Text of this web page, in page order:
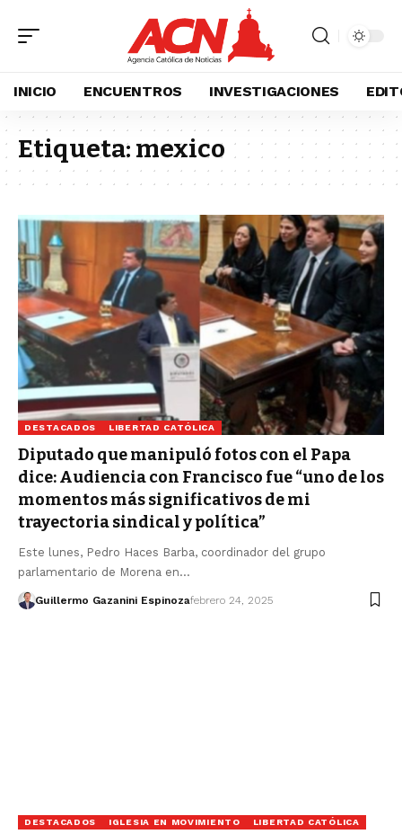
INICIO ENCUENTROS INVESTIGACIONES
Etiqueta: mexico
DESTACADOS LIBERTAD CATÓLICA
Diputado que manipuló fotos con el Papa
dice: Audiencia con Francisco fue “uno de los
momentos más significativos de mi
trayectoria sindical y política”
Este lunes, Pedro Haces Barba, coordinador del grupo
parlamentario de Morena en…
Guillermo Gazanini Espinozafebrero 24, 2025
DESTACADOS IGLESIA EN MOVIMIENTO LIBERTAD CATÓLICA